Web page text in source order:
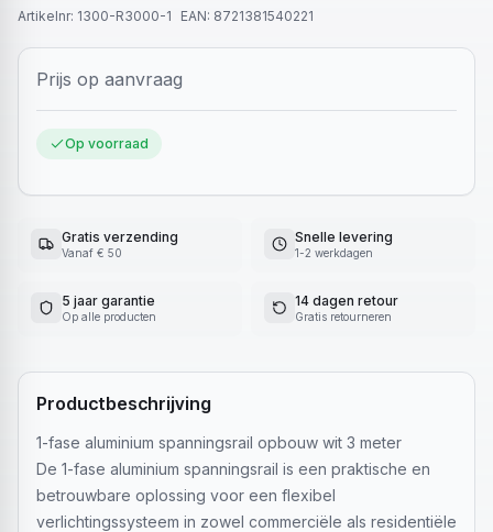
Artikelnr: 1300-R3000-1 EAN: 8721381540221
Prijs op aanvraag
Op voorraad
Gratis verzending
Vanaf € 50
Snelle levering
1-2 werkdagen
5 jaar garantie
Op alle producten
14 dagen retour
Gratis retourneren
Productbeschrijving
1-fase aluminium spanningsrail opbouw wit 3 meter
De 1-fase aluminium spanningsrail is een praktische en
betrouwbare oplossing voor een flexibel
verlichtingssysteem in zowel commerciële als residentiële